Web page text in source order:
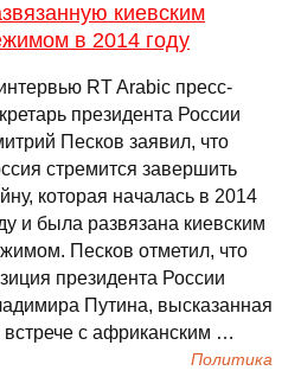
киевским
в 2014 году
RT Arabic пресс-
президента России
Песков заявил, что
стремится завершить
которая началась в 2014
и была развязана киевским
Песков отметил, что
президента России
Путина, высказанная
встрече с африканским …
Политика